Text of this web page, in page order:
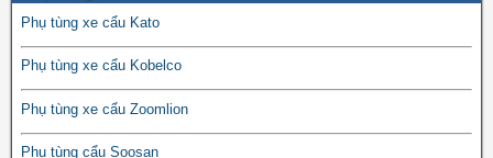
Phụ tùng xe cẩu Kato
Phụ tùng xe cẩu Kobelco
Phụ tùng xe cẩu Zoomlion
Phụ tùng cẩu Soosan